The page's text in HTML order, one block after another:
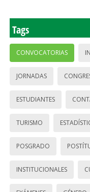
Tags
CONVOCATORIAS
JORNADAS
ESTUDIANTES
TURISMO
POSGRADO
INSTITUCIONALES